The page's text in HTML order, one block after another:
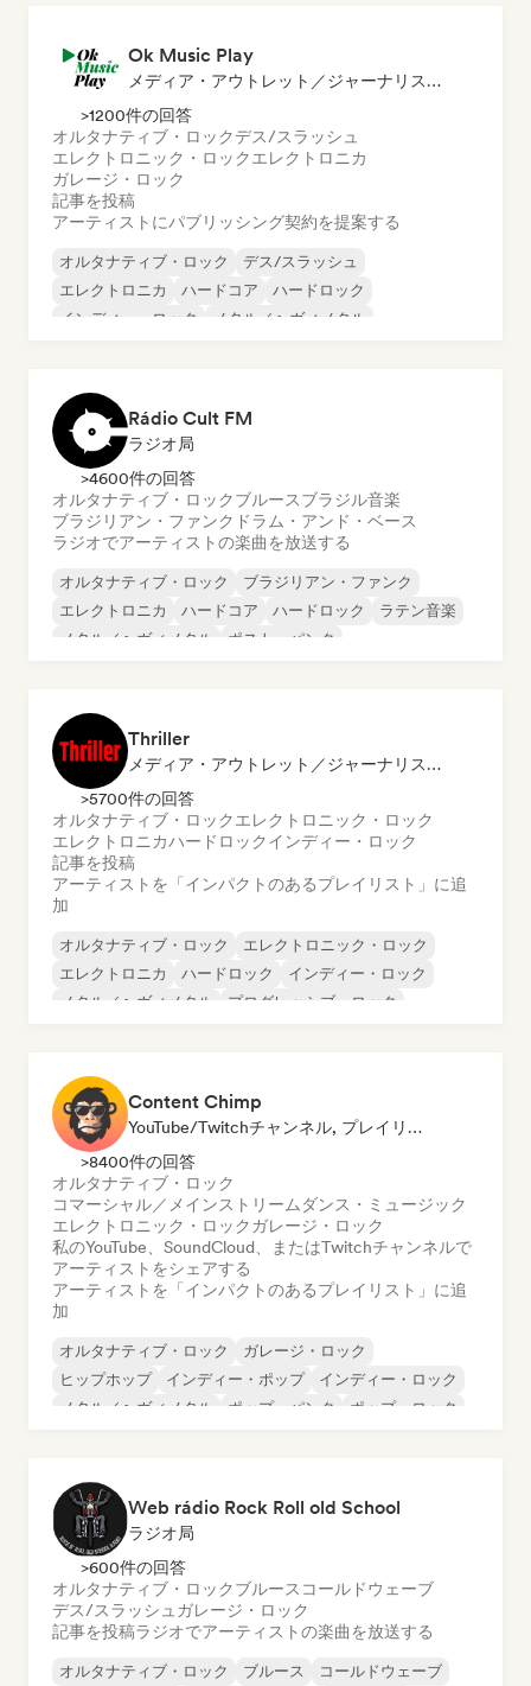
Ok Music Play
メディア・アウトレット／ジャーナリスト, 発行者
>1200件の回答
オルタナティブ・ロックデス/スラッシュ
エレクトロニック・ロックエレクトロニカ
ガレージ・ロック
記事を投稿
アーティストにパブリッシング契約を提案する
オルタナティブ・ロック
デス/スラッシュ
エレクトロニカ
ハードコア
ハードロック
インディー・ロック
メタル／ヘヴィメタル
Rádio Cult FM
ラジオ局
>4600件の回答
オルタナティブ・ロックブルースブラジル音楽
ブラジリアン・ファンク ドラム・アンド・ベース
ラジオでアーティストの楽曲を放送する
オルタナティブ・ロック
ブラジリアン・ファンク
エレクトロニカ
ハードコア ハードロック
ラテン音楽
メタル／ヘヴィメタル
ポスト・パンク
Thriller
メディア・アウトレット／ジャーナリスト, プレイリスト・キュレーター
>5700件の回答
オルタナティブ・ロックエレクトロニック・ロック
エレクトロニカハードロックインディー・ロック
記事を投稿
アーティストを「インパクトのあるプレイリスト」に追
加
オルタナティブ・ロック
エレクトロニック・ロック
エレクトロニカ
ハードロック
インディー・ロック
メタル／ヘヴィメタル
プログレッシブ・ロック
Content Chimp
YouTube/Twitchチャンネル, プレイリスト・キュレーター
>8400件の回答
オルタナティブ・ロック
コマーシャル／メインストリーム ダンス・ミュージック
エレクトロニック・ロックガレージ・ロック
私のYouTube、SoundCloud、またはTwitchチャンネルで
アーティストをシェアする
アーティストを「インパクトのあるプレイリスト」に追
加
オルタナティブ・ロック
ガレージ・ロック
ヒップホップ
インディー・ポップ
インディー・ロック
メタル／ヘヴィメタル
ポップ・パンク ポップ・ロック
Web rádio Rock Roll old School
ラジオ局
>600件の回答
オルタナティブ・ロックブルース コールドウェーブ
デス/スラッシュ ガレージ・ロック
記事を投稿ラジオでアーティストの楽曲を放送する
オルタナティブ・ロック ブルース
コールドウェーブ